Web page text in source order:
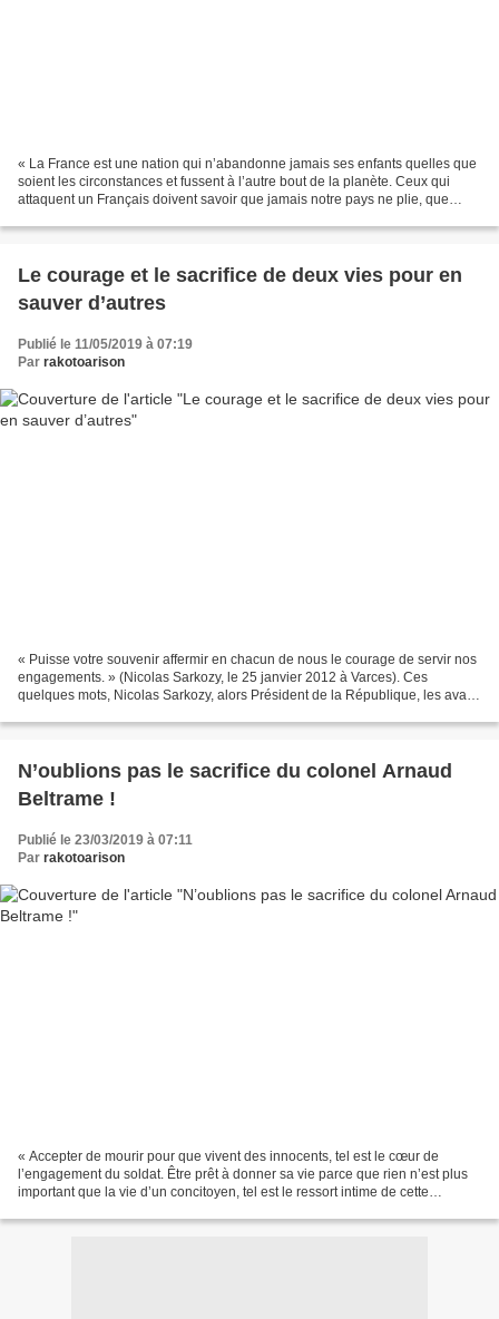
« La France est une nation qui n’abandonne jamais ses enfants quelles que
soient les circonstances et fussent à l’autre bout de la planète. Ceux qui
attaquent un Français doivent savoir que jamais notre pays ne plie, que
Le courage et le sacrifice de deux vies pour en
sauver d’autres
Publié le 11/05/2019 à 07:19
Par rakotoarison
« Puisse votre souvenir affermir en chacun de nous le courage de servir nos
engagements. » (Nicolas Sarkozy, le 25 janvier 2012 à Varces). Ces
quelques mots, Nicolas Sarkozy, alors Président de la République, les avait
N’oublions pas le sacrifice du colonel Arnaud
Beltrame !
Publié le 23/03/2019 à 07:11
Par rakotoarison
« Accepter de mourir pour que vivent des innocents, tel est le cœur de
l’engagement du soldat. Être prêt à donner sa vie parce que rien n’est plus
important que la vie d’un concitoyen, tel est le ressort intime de cette